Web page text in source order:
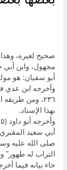
صحيح لغيره،
مجهول، وابن أبي
أبو سفيان: هو
بهذا الإسناد.
أبي سعيد
صلى الله عليه
التراب له طهور"